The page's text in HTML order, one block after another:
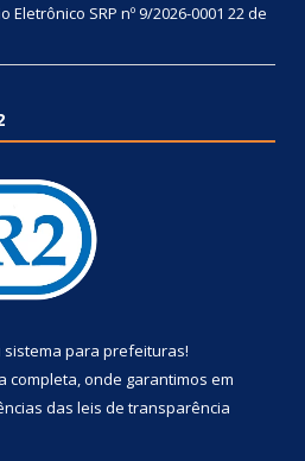
SRP nº 9/2026-0001 22 de
sistema para prefeituras!
completa, onde garantimos em
das leis de transparência